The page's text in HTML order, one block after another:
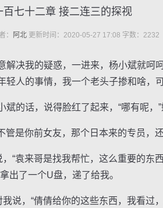
百七十二章 接二连三的探视
： 阿北更新时间：2020-05-27 17:08 字数：2232
决我的疑惑，一进来，杨小斌就呵
人的事情，我一个老头子掺和啥，
话，说得脸红了起来，“哪有呢，”
是你前女友，那个日本来的专员，
袁来哥是找我帮忙，这么重要的东
出了一个U盘，递了给我。
，“倩倩给你的这些东西，我看过